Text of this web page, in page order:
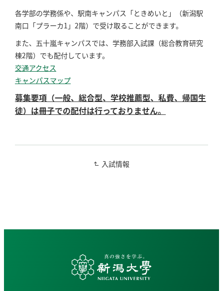
各学部の学務係や、駅南キャンパス「ときめいと」（新潟駅
南口「プラーカ1」2階）で受け取ることができます。
また、五十嵐キャンパスでは、学務部入試課（総合教育研究
棟2階）でも配付しています。
交通アクセス
キャンパスマップ
募集要項（一般、総合型、学校推薦型、私費、帰国生
徒）は冊子での配付は行っておりません。
入試情報